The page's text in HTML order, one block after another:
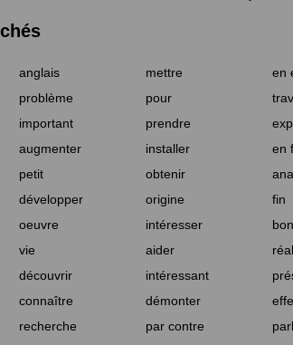
anglais mettre en
problème pour
important prendre
augmenter installer en
petit obtenir
développer origine fin
oeuvre intéresser
vie aider
découvrir intéressant
connaître démonter
recherche par contre